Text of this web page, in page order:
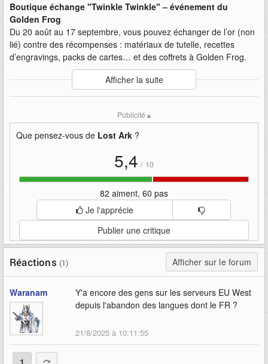
Boutique échange "Twinkle Twinkle" – événement du
Golden Frog
Du 20 août au 17 septembre, vous pouvez échanger de l’or (non
lié) contre des récompenses : matériaux de tutelle, recettes
d’engravings, packs de cartes… et des coffrets à Golden Frog.
Auteur
Amazon Games
: Andy
gratuit lost
powerpass
présente
Afficher la suite
Publicité ▴
Que pensez-vous de Lost Ark ?
5,4 / 10
82 aiment, 60 pas
Je l'apprécie
Publier une critique
Réactions (1) Afficher sur le forum
Waranam
Y'a encore des gens sur les serveurs EU West
depuis l'abandon des langues dont le FR ?
21/8/2025 à 10:11:55